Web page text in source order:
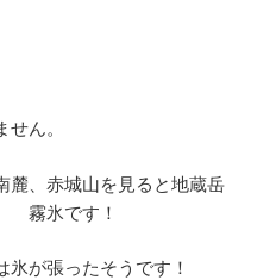
ん。
麓、赤城山を見ると地蔵岳
霧氷です！
が張ったそうです！